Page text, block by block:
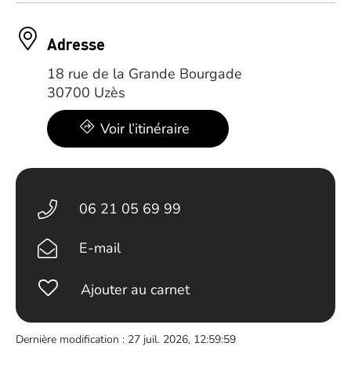
Adresse
18 rue de la Grande Bourgade
30700 Uzès
Voir l’itinéraire
06 21 05 69 99
E-mail
Ajouter au carnet
Dernière modification : 27 juil. 2026, 12:59:59